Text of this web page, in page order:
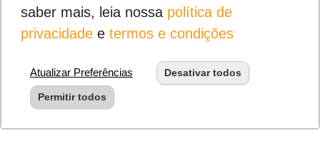
saber mais, leia nossa política de
privacidadee termos e condições
Atualizar Preferências Desativar todos
Permitir todos